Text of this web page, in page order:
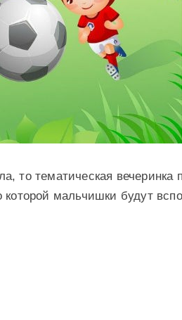
то тематическая вечеринка
мальчишки будут